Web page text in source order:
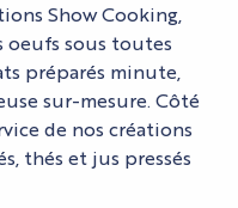
Show Cooking,
oeufs sous toutes
préparés minute,
sur-mesure. Côté
de nos créations
thés et jus pressés